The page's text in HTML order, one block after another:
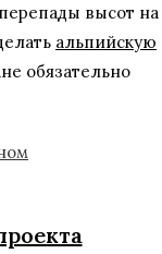
высот на
альпийскую
обязательно